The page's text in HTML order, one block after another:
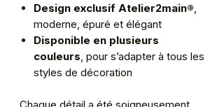
Design exclusif Atelier2main®,
moderne, épuré et élégant
Disponible en plusieurs
couleurs, pour s’adapter à tous les
styles de décoration